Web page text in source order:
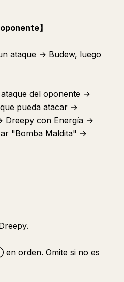
】
ataque → Budew, luego
del oponente →
pueda atacar →
Dreepy con Energía →
"Bomba Maldita" →
orden. Omite si no es